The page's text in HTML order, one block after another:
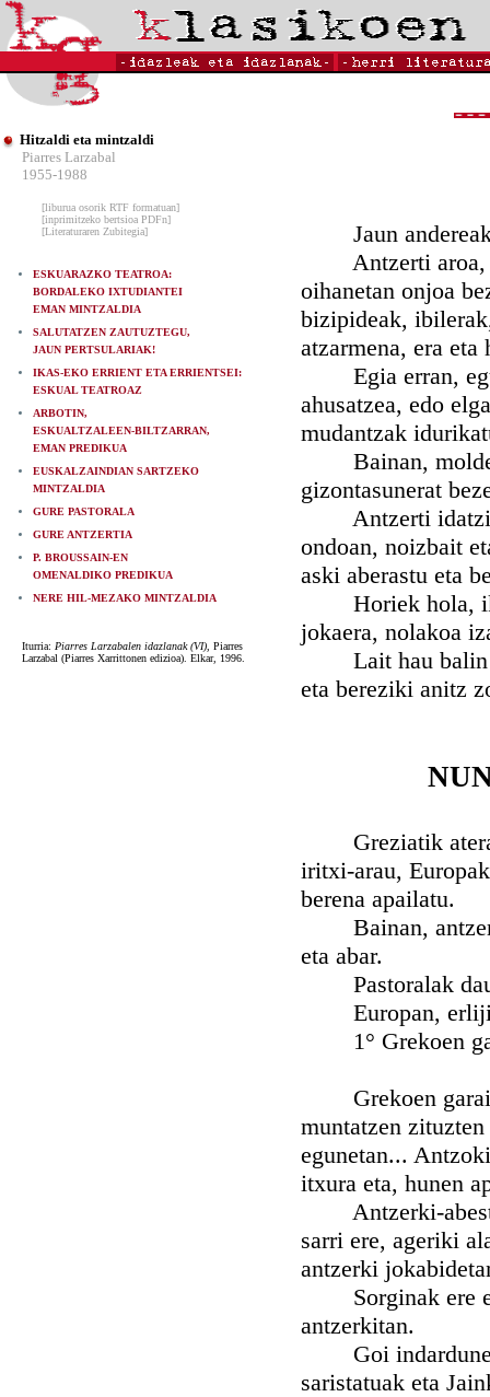
Hitzaldi eta mintzaldi
Piarres Larzabal
1955-1988
[liburua osorik RTF formatuan]
[inprimitzeko bertsioa PDFn]
[Literaturaren Zubitegia]
ESKUARAZKO TEATROA:
BORDALEKO IXTUDIANTEI
EMAN MINTZALDIA
SALUTATZEN ZAUTUZTEGU,
JAUN PERTSULARIAK!
IKAS-EKO ERRIENT ETA ERRIENTSEI:
ESKUAL TEATROAZ
ARBOTIN,
ESKUALTZALEEN-BILTZARRAN,
EMAN PREDIKUA
EUSKALZAINDIAN SARTZEKO
MINTZALDIA
GURE PASTORALA
GURE ANTZERTIA
P. BROUSSAIN-EN
OMENALDIKO PREDIKUA
NERE HIL-MEZAKO MINTZALDIA
Iturria: Piarres Larzabalen idazlanak (VI), Piarres
Larzabal (Piarres Xarrittonen edizioa). Elkar, 1996.
Jaun
Antzerti aroa,
oihanetan onjoa
bizipideak,
atzarmena, era eta
Egia erran,
ahusatzea, edo
mudantzak
Bainan, molde
gizontasunerat
Antzerti idatzia,
ondoan, noizbait
aski aberastu eta
Horiek hola,
jokaera, nolakoa
Lait hau balin
eta bereziki anitz
Greziatik
iritxi-arau,
berena apailatu.
Bainan,
eta abar.
Pastoralak
Europan,
1° Grekoen
Grekoen
muntatzen
egunetan...
itxura eta, hunen
Antzerki-abesti
sarri ere, ageriki
antzerki
Sorginak ere
antzerkitan.
Goi indardunek
saristatuak eta